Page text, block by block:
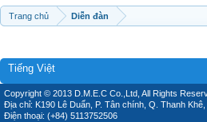
Trang chủ Diễn đàn
Tiếng Việt
Copyright © 2013 D.M.E.C Co.,Ltd, All Rights
Địa chỉ: K190 Lê Duẩn, P. Tân chính, Q. Thanh
Điện thoại: (+84) 5113752506